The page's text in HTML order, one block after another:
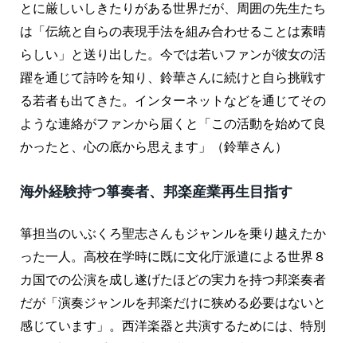
とに厳しいしきたりがある世界だが、周囲の先生たち
は「伝統と自らの表現手法を組み合わせることは素晴
らしい」と送り出した。今では若いファンが彼女の活
躍を通じて詩吟を知り、鈴華さんに続けと自ら挑戦す
る若者も出てきた。インターネットなどを通じてその
ような連絡がファンから届くと「この活動を始めて良
かったと、心の底から思えます」（鈴華さん）
海外経験持つ箏奏者、邦楽産業再生目指す
箏担当のいぶくろ聖志さんもジャンルを乗り越えたか
った一人。高校在学時に既に文化庁派遣による世界８
カ国での公演を成し遂げたほどの実力を持つ邦楽奏者
だが「演奏ジャンルを邦楽だけに狭める必要はないと
感じています」。西洋楽器と共演するためには、特別